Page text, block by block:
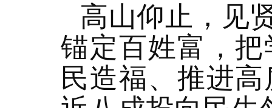
高山仰止，见
锚定百姓富，
民造福、推进